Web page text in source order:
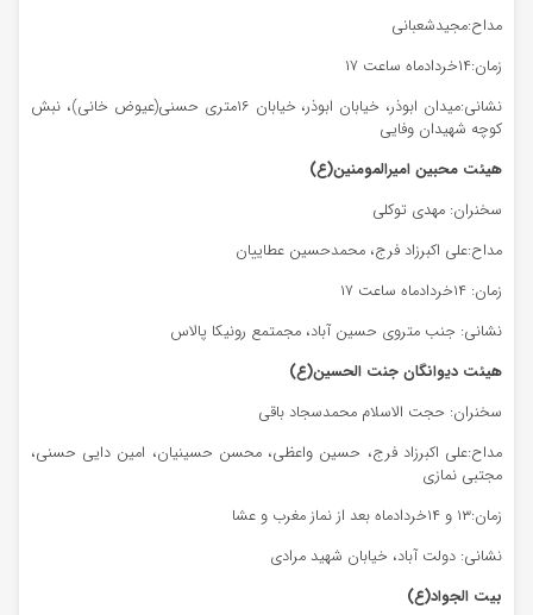
مداح:مجیدشعبانی
زمان:۱۴خردادماه ساعت ۱۷
نشانی:میدان ابوذر، خیابان ابوذر، خیابان ۱۶متری حسنی(عیوض خانی)، نبش
کوچه شهیدان وفایی
هیئت محبین امیرالمومنین(ع)
سخنران: مهدی توکلی
مداح:علی اکبرزاد فرج، محمدحسین عطاییان
زمان: ۱۴خردادماه ساعت ۱۷
نشانی: جنب متروی حسین آباد، مجمتمع رونیکا پالاس
هیئت دیوانگان جنت الحسین(ع)
سخنران: حجت الاسلام محمدسجاد باقی
مداح:علی اکبرزاد فرج، حسین واعظی، محسن حسینیان، امین دایی حسنی،
مجتبی نمازی
زمان:۱۳ و ۱۴خردادماه بعد از نماز مغرب و عشا
نشانی: دولت آباد، خیابان شهید مرادی
بیت الجواد(ع)